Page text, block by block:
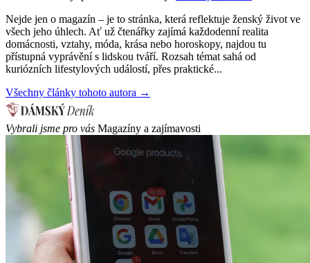
Nejde jen o magazín – je to stránka, která reflektuje ženský život ve
všech jeho úhlech. Ať už čtenářky zajímá každodenní realita
domácnosti, vztahy, móda, krása nebo horoskopy, najdou tu
přístupná vyprávění s lidskou tváří. Rozsah témat sahá od
kuriózních lifestylových událostí, přes praktické...
Všechny články tohoto autora →
Vybrali jsme pro vás Magazíny a zajímavosti